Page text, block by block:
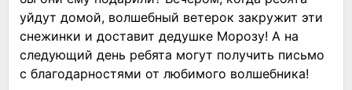
уйдут домой, волшебный ветерок закружит эти
снежинки и доставит дедушке Морозу! А на
следующий день ребята могут получить письмо
с благодарностями от любимого волшебника!